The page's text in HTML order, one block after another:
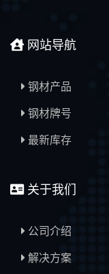
网站导航
钢材产品
钢材牌号
最新库存
关于我们
公司介绍
解决方案